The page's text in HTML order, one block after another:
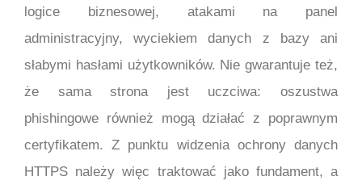
logice biznesowej, atakami na panel
administracyjny, wyciekiem danych z bazy ani
słabymi hasłami użytkowników. Nie gwarantuje też,
że sama strona jest uczciwa: oszustwa
phishingowe również mogą działać z poprawnym
certyfikatem. Z punktu widzenia ochrony danych
HTTPS należy więc traktować jako fundament, a